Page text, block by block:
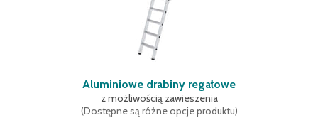
Aluminiowe drabiny regałowe
z możliwością zawieszenia
(Dostępne są różne opcje produktu)